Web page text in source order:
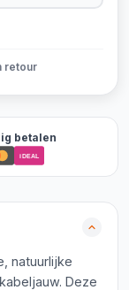
retour
betalen
iDEAL
natuurlijke
Deze